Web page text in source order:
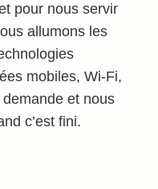
pour nous servir
allumons les
mobiles, Wi-Fi,
et nous
c’est fini.